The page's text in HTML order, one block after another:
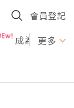
會員登記
成為U更多